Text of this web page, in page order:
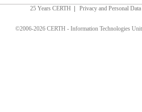
25 Years CERTH Privacy and Personal
©2006-2026 CERTH - Information Technologies Unit